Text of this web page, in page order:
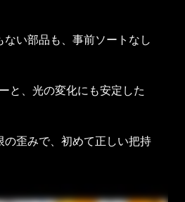
ない部品も、事前ソートなし
と、光の変化にも安定した
の歪みで、初めて正しい把持